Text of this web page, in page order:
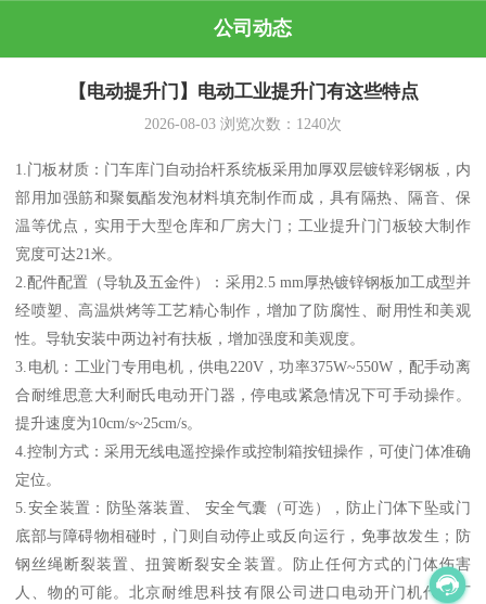
公司动态
【电动提升门】电动工业提升门有这些特点
2026-08-03 浏览次数： 1240次
1.门板材质：门车库门自动抬杆系统板采用加厚双层镀锌彩钢板，内
部用加强筋和聚氨酯发泡材料填充制作而成，具有隔热、隔音、保
温等优点，实用于大型仓库和厂房大门；工业提升门门板较大制作
宽度可达21米。
2.配件配置（导轨及五金件）：采用2.5 mm厚热镀锌钢板加工成型并
经喷塑、高温烘烤等工艺精心制作，增加了防腐性、耐用性和美观
性。导轨安装中两边衬有扶板，增加强度和美观度。
3.电机：工业门专用电机，供电220V，功率375W~550W，配手动离
合耐维思意大利耐氏电动开门器，停电或紧急情况下可手动操作。
提升速度为10cm/s~25cm/s。
4.控制方式：采用无线电遥控操作或控制箱按钮操作，可使门体准确
定位。
5.安全装置：防坠落装置、 安全气囊（可选），防止门体下坠或门
底部与障碍物相碰时，门则自动停止或反向运行，免事故发生；防
钢丝绳断裂装置、扭簧断裂安全装置。防止任何方式的门体伤害
人、物的可能。北京耐维思科技有限公司进口电动开门机代理厂